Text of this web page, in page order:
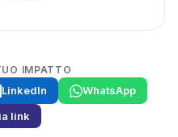
IMPATTO
LinkedIn
WhatsApp
link